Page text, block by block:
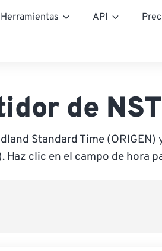
Herramientas API
de
Standard Time (ORIGEN)
Haz clic en el campo de hora